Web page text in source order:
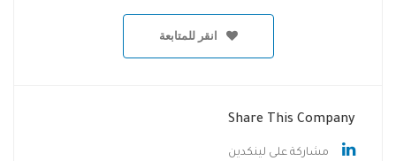
انقر للمتابعة
Share This Company
مشاركة على لينكدين